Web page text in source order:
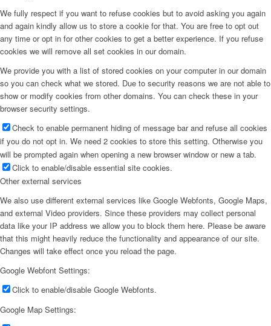
We fully respect if you want to refuse cookies but to avoid asking you again
and again kindly allow us to store a cookie for that. You are free to opt out
any time or opt in for other cookies to get a better experience. If you refuse
cookies we will remove all set cookies in our domain.
We provide you with a list of stored cookies on your computer in our domain
so you can check what we stored. Due to security reasons we are not able to
show or modify cookies from other domains. You can check these in your
browser security settings.
Check to enable permanent hiding of message bar and refuse all cookies
if you do not opt in. We need 2 cookies to store this setting. Otherwise you
will be prompted again when opening a new browser window or new a tab.
Click to enable/disable essential site cookies.
Other external services
We also use different external services like Google Webfonts, Google Maps,
and external Video providers. Since these providers may collect personal
data like your IP address we allow you to block them here. Please be aware
that this might heavily reduce the functionality and appearance of our site.
Changes will take effect once you reload the page.
Google Webfont Settings:
Click to enable/disable Google Webfonts.
Google Map Settings: